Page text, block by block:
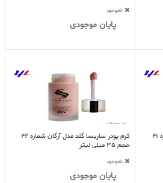
ناموجود
پایان موجودی
کرم پودر ساریسا گلد مدل آرگان شماره 41
کرم پودر ساریسا گلد مدل آرگان شماره 42
حجم 35 میلی لیتر
ناموجود
پایان موجودی